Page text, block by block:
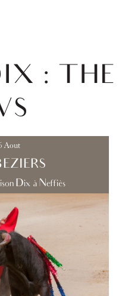
: THE
Aout
Dix à Neffiès